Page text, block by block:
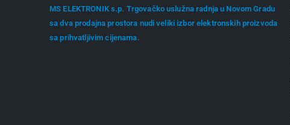
MS ELEKTRONIK s.p. Trgovačko uslužna radnja u Novom Gradu
sa dva prodajna prostora nudi veliki izbor elektronskih proizvoda
sa prihvatljivim cijenama.